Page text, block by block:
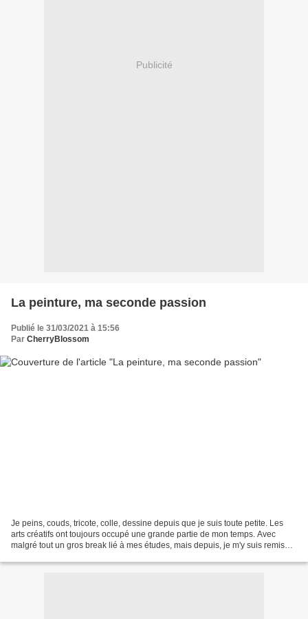
Publicité
La peinture, ma seconde passion
Publié le 31/03/2021 à 15:56
Par CherryBlossom
Je peins, couds, tricote, colle, dessine depuis que je suis toute petite. Les
arts créatifs ont toujours occupé une grande partie de mon temps. Avec
malgré tout un gros break lié à mes études, mais depuis, je m'y suis remis